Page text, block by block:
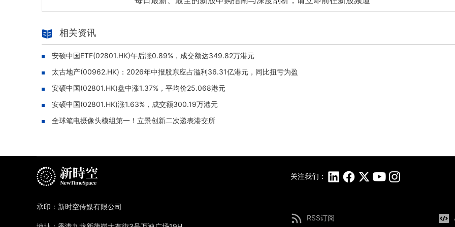
相关资讯
安硕中国ETF(02801.HK)午后涨0.89%，成交额达349.82万港元
太古地产(00962.HK)：2026年中报股东应占溢利36.31亿港元，同比扭亏为盈
安硕中国(02801.HK)盘中涨1.37%，平均价25.068港元
安硕中国(02801.HK)涨1.63%，成交额300.19万港元
全球笔电摄像头模组第一！立景创新二次递表港交所
关注我们：
RSS订阅
承印：新时空传媒有限公司